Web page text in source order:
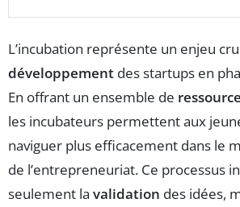
L’incubation représente un enjeu
développement des startups en
En offrant un ensemble de
les incubateurs permettent aux
naviguer plus efficacement dans le
de l’entrepreneuriat. Ce processus
seulement la validation des idées,